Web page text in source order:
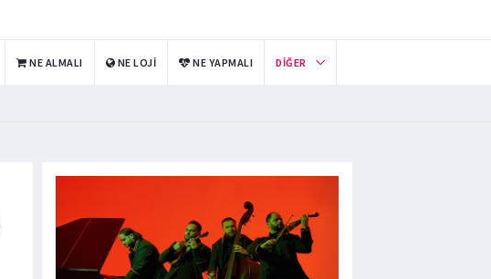
NE ALMALI NE LOJI NE YAPMALI DIĞER